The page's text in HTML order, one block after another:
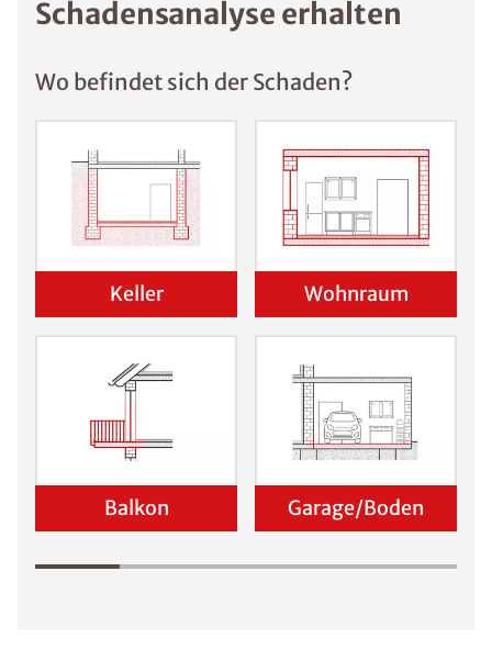
Schadensanalyse erhalten
Wo befindet sich der Schaden?
Keller Wohnraum
Balkon Garage/Boden